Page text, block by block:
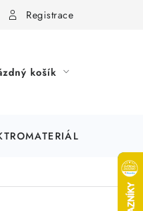
Registrace
košík